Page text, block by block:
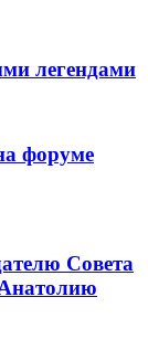
легендами
форуме
Совета